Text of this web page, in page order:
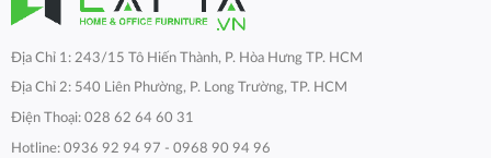
Địa Chỉ 1: 243/15 Tô Hiến Thành, P. Hòa Hưng TP. HCM
Địa Chỉ 2: 540 Liên Phường, P. Long Trường, TP. HCM
Điện Thoại: 028 62 64 60 31
Hotline: 0936 92 94 97 - 0968 90 94 96